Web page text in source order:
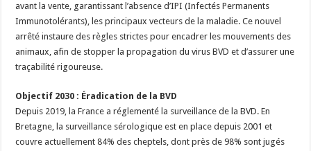
avant la vente, garantissant l’absence d’IPI (Infectés Permanents
Immunotolérants), les principaux vecteurs de la maladie. Ce nouvel
arrêté instaure des règles strictes pour encadrer les mouvements des
animaux, afin de stopper la propagation du virus BVD et d’assurer une
traçabilité rigoureuse.
Objectif 2030 : Éradication de la BVD
Depuis 2019, la France a réglementé la surveillance de la BVD. En
Bretagne, la surveillance sérologique est en place depuis 2001 et
couvre actuellement 84% des cheptels, dont près de 98% sont jugés